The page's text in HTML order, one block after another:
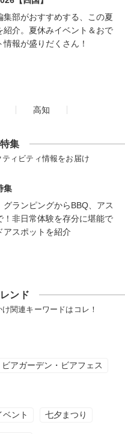
集部がおすすめする、この夏
紹介。夏休みイベント＆おで
報が盛りだくさん！
高知
集
ィビティ情報をお届け
集
グランピングからBBQ、アス
！非日常体験を存分に堪能で
アスポットを紹介
ンド
関連キーワードはコレ！
ビアガーデン・ビアフェス
ント 七夕まつり